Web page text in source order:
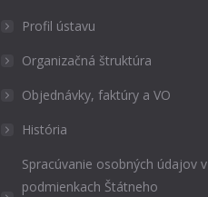
Profil ústavu
Organizačná štruktúra
Objednávky, faktúry a VO
História
Spracúvanie osobných údajov v
podmienkach Štátneho